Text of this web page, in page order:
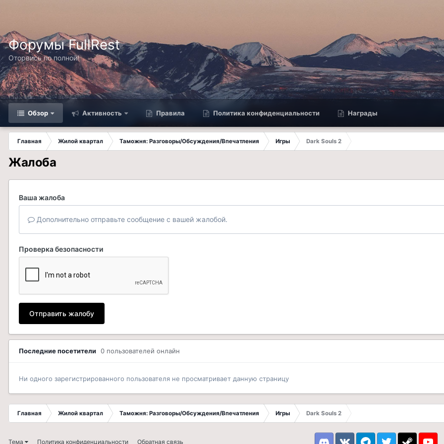
Форумы FullRest
Оторвись по полной!
Обзор Активность Правила Политика конфиденциальности Награды
Главная Жилой квартал Таможня: Разговоры/Обсуждения/Впечатления Игры
Dark Souls 2
Жалоба
Ваша жалоба
Дополнительно отправьте сообщение с вашей жалобой.
Проверка безопасности
Отправить жалобу
Последние посетители 0 пользователей онлайн
Ни одного зарегистрированного пользователя не просматривает данную страницу
Главная Жилой квартал Таможня: Разговоры/Обсуждения/Впечатления Игры Dark Souls 2
Тема Политика конфиденциальности Обратная связь